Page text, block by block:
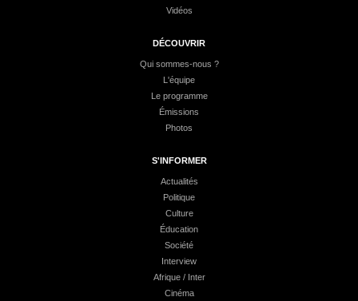
Vidéos
DÉCOUVRIR
Qui sommes-nous ?
L'équipe
Le programme
Émissions
Photos
S'INFORMER
Actualités
Politique
Culture
Éducation
Société
Interview
Afrique / Inter
Cinéma